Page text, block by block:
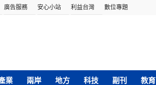
廣告服務 安心小站 利益台灣 數位專題
業 兩岸 地方 科技 副刊 教育